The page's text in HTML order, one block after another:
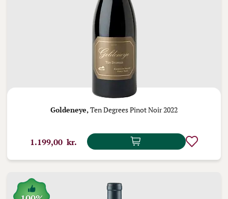
Goldeneye, Ten Degrees Pinot Noir 2022
1.199,00 kr.